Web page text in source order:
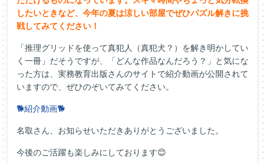
したいときなど、今年の夏は涼しい部屋でぜひパズル解きに挑
戦してみてください！
「推理グリッドを使って真犯人（真犯犬？）を解き明かしてい
く一冊」だそうですが、「どんな作品なんだろう？」と気にな
った方は、実務教育出版さんのサイトで紹介動画が公開されて
いますので、ぜひのぞいてみてください。
🐕紹介動画🐕
名取さん、お知らせいただきありがとうございました。
今後のご活躍も楽しみにしております😊